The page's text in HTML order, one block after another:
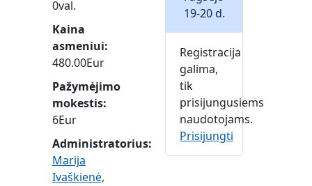
0val.
Kaina
asmeniui
480.00Eur
Pažymėjimo
mokestis
6Eur
Administratorius:
Marija
Ivaškienė,
19-20 d.
Registracija
galima,
tik
prisijungusiems
naudotojams.
Prisijungti